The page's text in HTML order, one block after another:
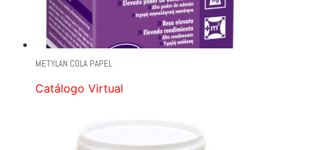
METYLAN COLA PAPEL
Catálogo Virtual